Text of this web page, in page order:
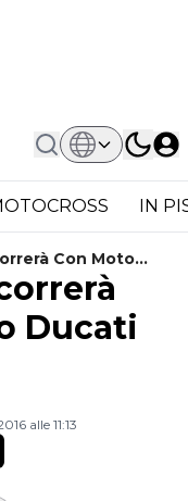
IN
Con Moto
Ducati
alle 11:13